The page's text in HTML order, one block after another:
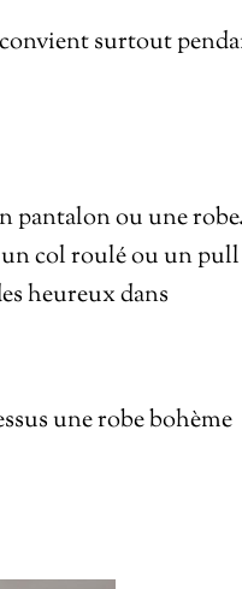
convient surtout
pantalon ou une
col roulé ou un
heureux dans
une robe bohème